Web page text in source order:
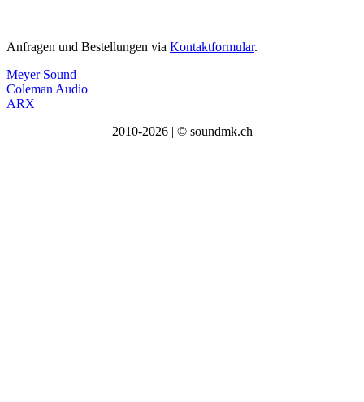
Anfragen und Bestellungen via Kontaktformular.
Meyer Sound
Coleman Audio
ARX
2010-2026 | © soundmk.ch